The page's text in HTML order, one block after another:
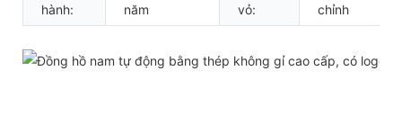
hành:
năm
vỏ:
chỉnh